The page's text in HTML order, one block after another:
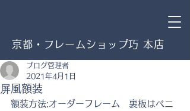
京都・フレームショップ巧 本店
屏風額装
ブログ管理者
2021年4月1日
額装方法:オーダーフレーム　裏板はベニ